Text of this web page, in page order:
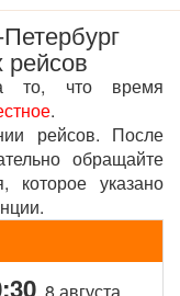
рейсов
то, что время
.
рейсов. После
обращайте
которое указано